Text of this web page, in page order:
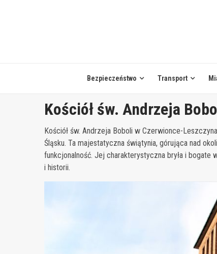
Bezpieczeństwo Transport
Kościół św. Andrzeja
Kościół św. Andrzeja Boboli w Czerwionce-
Śląsku. Ta majestatyczna świątynia, górująca nad
funkcjonalność. Jej charakterystyczna bryła i
i historii.